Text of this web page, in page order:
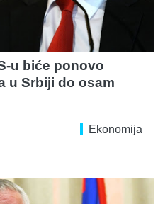
u biće ponovo
u Srbiji do osam
Ekonomija